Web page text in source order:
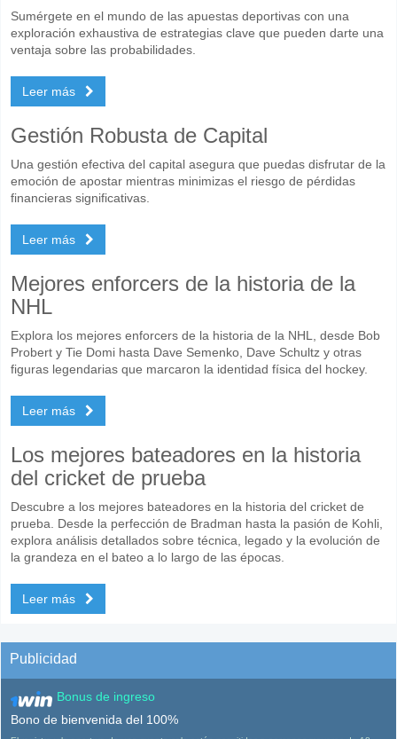
Sumérgete en el mundo de las apuestas deportivas con una
exploración exhaustiva de estrategias clave que pueden darte una
ventaja sobre las probabilidades.
Leer más
Gestión Robusta de Capital
Una gestión efectiva del capital asegura que puedas disfrutar de la
emoción de apostar mientras minimizas el riesgo de pérdidas
financieras significativas.
Leer más
Mejores enforcers de la historia de la
NHL
Explora los mejores enforcers de la historia de la NHL, desde Bob
Probert y Tie Domi hasta Dave Semenko, Dave Schultz y otras
figuras legendarias que marcaron la identidad física del hockey.
Leer más
Los mejores bateadores en la historia
del cricket de prueba
Descubre a los mejores bateadores en la historia del cricket de
prueba. Desde la perfección de Bradman hasta la pasión de Kohli,
explora análisis detallados sobre técnica, legado y la evolución de
la grandeza en el bateo a lo largo de las épocas.
Leer más
Publicidad
Bonus de ingreso
Bono de bienvenida del 100%